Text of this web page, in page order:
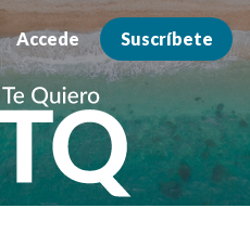
Accede Suscríbete